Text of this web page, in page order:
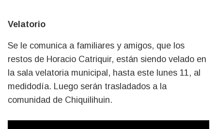
Velatorio
Se le comunica a familiares y amigos, que los
restos de Horacio Catriquir, están siendo velado en
la sala velatoria municipal, hasta este lunes 11, al
medidodía. Luego serán trasladados a la
comunidad de Chiquilihuin.